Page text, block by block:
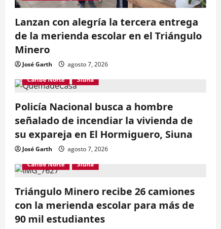
Lanzan con alegría la tercera entrega
de la merienda escolar en el Triángulo
Minero
José Garth
agosto 7, 2026
Caribe Norte
Siuna
Policía Nacional busca a hombre
señalado de incendiar la vivienda de
su expareja en El Hormiguero, Siuna
José Garth
agosto 7, 2026
Caribe Norte
Siuna
Triángulo Minero recibe 26 camiones
con la merienda escolar para más de
90 mil estudiantes